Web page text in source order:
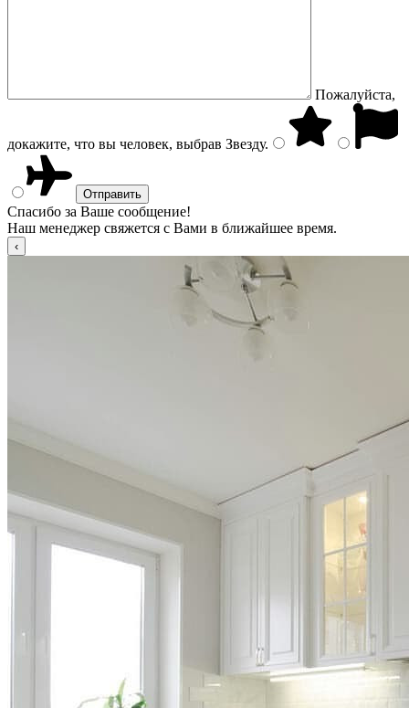
Пожалуйста,
докажите, что вы человек, выбрав Звезду.
Спасибо за Ваше сообщение!
Наш менеджер свяжется с Вами в ближайшее время.